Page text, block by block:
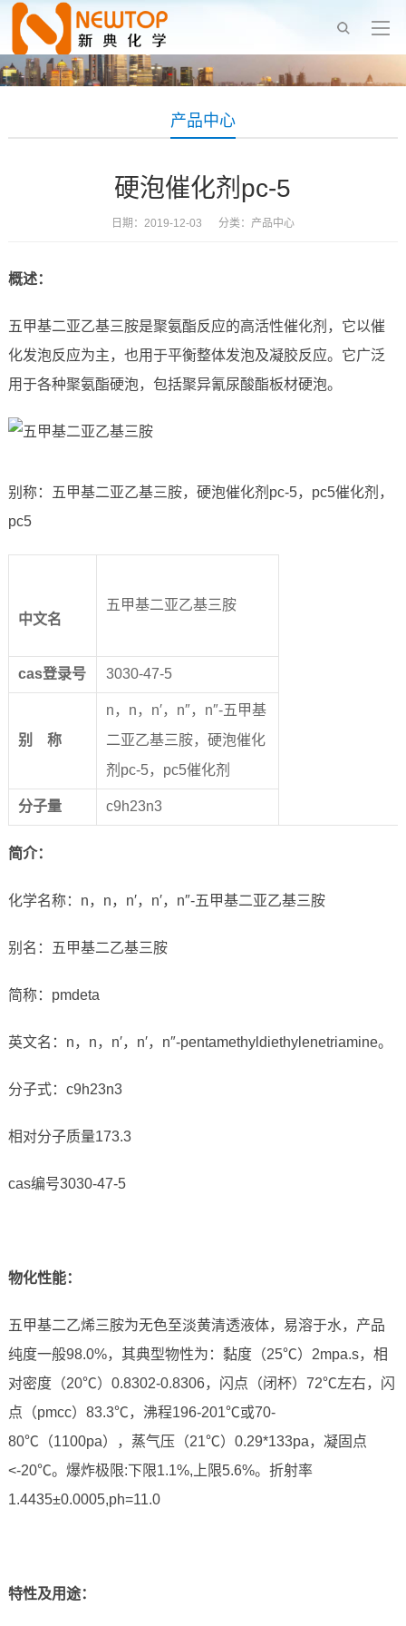
产品中心
硬泡催化剂pc-5
日期：2019-12-03 分类： 产品中心
概述：
五甲基二亚乙基三胺是聚氨酯反应的高活性催化剂，它以催
化发泡反应为主，也用于平衡整体发泡及凝胶反应。它广泛
用于各种聚氨酯硬泡，包括聚异氰尿酸酯板材硬泡。
别称：五甲基二亚乙基三胺，硬泡催化剂pc-5，pc5催化剂，
pc5
中文名
五甲基二亚乙基三胺
cas登录号 3030-47-5
别 称
n，n，n′，n″，n″-五甲基
二亚乙基三胺，硬泡催化
剂pc-5，pc5催化剂
分子量 c9h23n3
简介：
化学名称：n，n，n′，n′，n″-五甲基二亚乙基三胺
别名：五甲基二乙基三胺
简称：pmdeta
英文名：n，n，n′，n′，n″-pentamethyldiethylenetriamine。
分子式：c9h23n3
相对分子质量173.3
cas编号3030-47-5
物化性能：
五甲基二乙烯三胺为无色至淡黄清透液体，易溶于水，产品
纯度一般98.0%，其典型物性为：黏度（25℃）2mpa.s，相
对密度（20℃）0.8302-0.8306，闪点（闭杯）72℃左右，闪
点（pmcc）83.3℃，沸程196-201℃或70-
80℃（1100pa），蒸气压（21℃）0.29*133pa，凝固点
<-20℃。爆炸极限:下限1.1%,上限5.6%。折射率
1.4435±0.0005,ph=11.0
特性及用途：